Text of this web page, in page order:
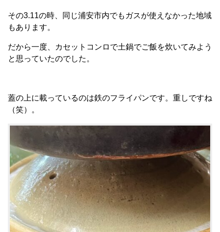
その3.11の時、同じ浦安市内でもガスが使えなかった地域
もあります。
だから一度、カセットコンロで土鍋でご飯を炊いてみよう
と思っていたのでした。
蓋の上に載っているのは鉄のフライパンです。重しですね
（笑）。